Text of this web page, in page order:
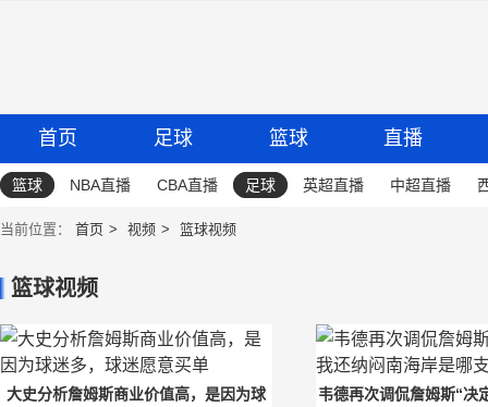
首页 足球 篮球 直播
篮球 NBA直播 CBA直播 足球 英超直播 中超直播
当前位置： 首页 视频 篮球视频
篮球视频
大史分析詹姆斯商业价值高，是因为球
韦德再次调侃詹姆斯“